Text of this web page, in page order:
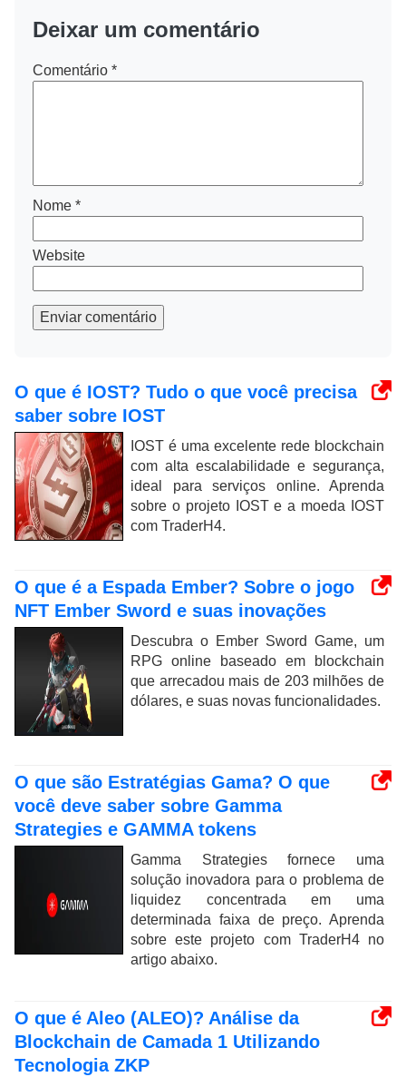
Deixar um comentário
Comentário *
Nome *
Website
Enviar comentário
O que é IOST? Tudo o que você precisa
saber sobre IOST
IOST é uma excelente rede blockchain
com alta escalabilidade e segurança,
ideal para serviços online. Aprenda
sobre o projeto IOST e a moeda IOST
com TraderH4.
O que é a Espada Ember? Sobre o jogo
NFT Ember Sword e suas inovações
Descubra o Ember Sword Game, um
RPG online baseado em blockchain
que arrecadou mais de 203 milhões de
dólares, e suas novas funcionalidades.
O que são Estratégias Gama? O que
você deve saber sobre Gamma
Strategies e GAMMA tokens
Gamma Strategies fornece uma
solução inovadora para o problema de
liquidez concentrada em uma
determinada faixa de preço. Aprenda
sobre este projeto com TraderH4 no
artigo abaixo.
O que é Aleo (ALEO)? Análise da
Blockchain de Camada 1 Utilizando
Tecnologia ZKP